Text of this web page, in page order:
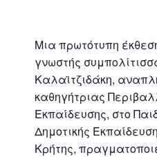
Μια πρωτότυπη
γνωστής
Καλαϊτζιδάκη,
καθηγήτριας
Εκπαίδευσης, στο
Δημοτικής
Κρήτης,